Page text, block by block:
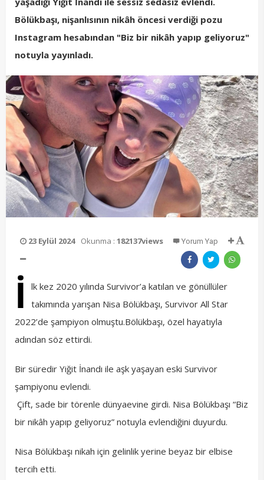
Bölükbaşı, nişanlısının nikâh öncesi verdiği pozu
Instagram hesabından "Biz bir nikâh yapıp geliyoruz"
notuyla yayınladı.
23 Eylül 2024 Okunma :182137views Yorum Yap
İ
lk kez 2020 yılında Survivor’a katılan ve gönüllüler
takımında yarışan Nisa Bölükbaşı, Survivor All Star
2022’de şampiyon olmuştu.Bölükbaşı, özel hayatıyla
adından söz ettirdi.
Bir süredir Yiğit İnandı ile aşk yaşayan eski Survivor
şampiyonu evlendi.
Çift, sade bir törenle dünyaevine girdi. Nisa Bölükbaşı “Biz
bir nikâh yapıp geliyoruz” notuyla evlendiğini duyurdu.
Nisa Bölükbaşı nikah için gelinlik yerine beyaz bir elbise
tercih etti.